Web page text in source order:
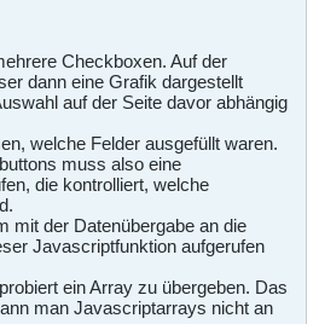
Checkboxen. Auf der
dann eine Grafik dargestellt
auf der Seite davor abhängig
welche Felder ausgefüllt waren.
muss also eine
die kontrolliert, welche
mit der Datenübergabe an die
Javascriptfunktion aufgerufen
ein Array zu übergeben. Das
man Javascriptarrays nicht an